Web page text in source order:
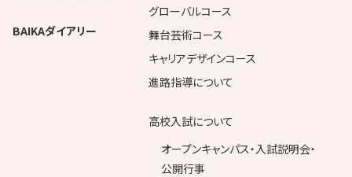
BAIKAダイアリー
グローバルコース
舞台芸術コース
キャリアデザインコース
進路指導について
高校入試について
オープンキャンパス・入試説明会・
公開行事